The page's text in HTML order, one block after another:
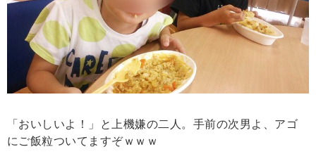
「おいしいよ！」と上機嫌の二人。手前の次男よ、アゴ
にご飯粒ついてますぞｗｗｗ